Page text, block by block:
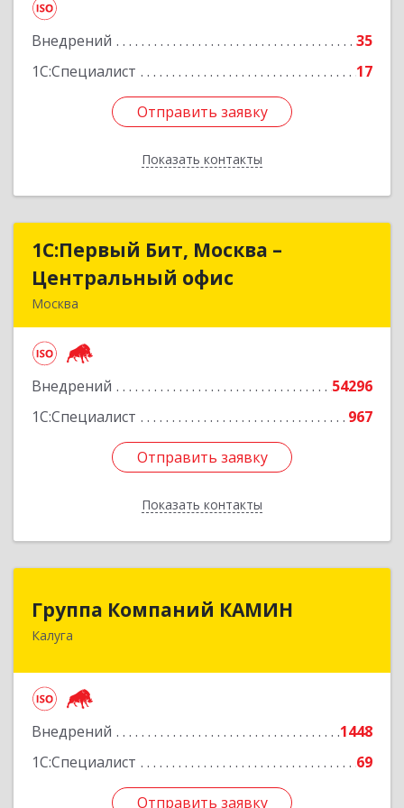
Внедрений
35
1С:Специалист
17
Отправить заявку
Показать контакты
Подробнее
Отправить заявку
Назад
1С:Первый Бит, Москва –
Центральный офис
Москва
Внедрений
54296
1С:Специалист
967
Отправить заявку
Показать контакты
1С:Первый Бит, Москва –
Центральный офис
Подробнее
Отправить заявку
Назад
Группа Компаний КАМИН
Калуга
Внедрений
1448
1С:Специалист
69
Отправить заявку
Группа Компаний КАМИН
248023, Калужская обл, Калуга г, Теренинский
Отправить заявку